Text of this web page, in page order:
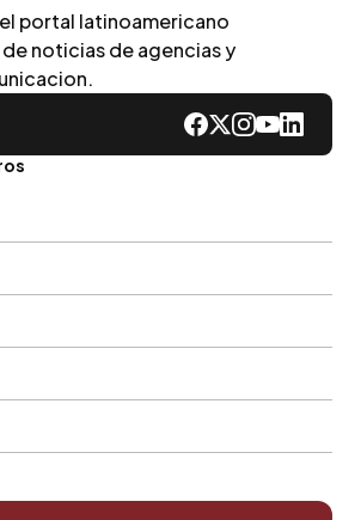
portal latinoamericano
noticias de agencias y